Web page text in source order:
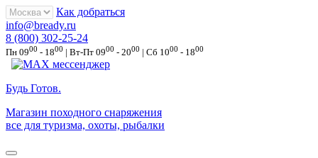
Как добраться
info@bready.ru
8 (800) 302-25-24
Пн 0900 - 1800 | Вт-Пт 0900 - 2000 | Сб 1000 - 1800
Будь Готов.
Магазин походного снаряжения
все для туризма, охоты, рыбалки